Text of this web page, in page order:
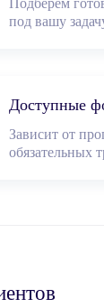
Подберём
под вашу
Доступные
Зависит от
обязательных